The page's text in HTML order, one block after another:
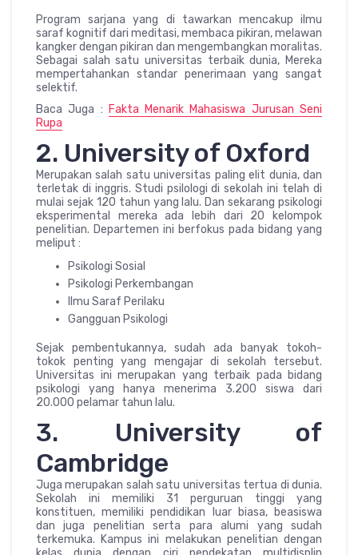
Program sarjana yang di tawarkan mencakup ilmu
saraf kognitif dari meditasi, membaca pikiran, melawan
kangker dengan pikiran dan mengembangkan moralitas.
Sebagai salah satu universitas terbaik dunia, Mereka
mempertahankan standar penerimaan yang sangat
selektif.
Baca Juga : Fakta Menarik Mahasiswa Jurusan Seni
Rupa
2. University of Oxford
Merupakan salah satu universitas paling elit dunia, dan
terletak di inggris. Studi psilologi di sekolah ini telah di
mulai sejak 120 tahun yang lalu. Dan sekarang psikologi
eksperimental mereka ada lebih dari 20 kelompok
penelitian. Departemen ini berfokus pada bidang yang
meliput :
Psikologi Sosial
Psikologi Perkembangan
Ilmu Saraf Perilaku
Gangguan Psikologi
Sejak pembentukannya, sudah ada banyak tokoh-
tokok penting yang mengajar di sekolah tersebut.
Universitas ini merupakan yang terbaik pada bidang
psikologi yang hanya menerima 3.200 siswa dari
20.000 pelamar tahun lalu.
3. University of
Cambridge
Juga merupakan salah satu universitas tertua di dunia.
Sekolah ini memiliki 31 perguruan tinggi yang
konstituen, memiliki pendidikan luar biasa, beasiswa
dan juga penelitian serta para alumi yang sudah
terkemuka. Kampus ini melakukan penelitian dengan